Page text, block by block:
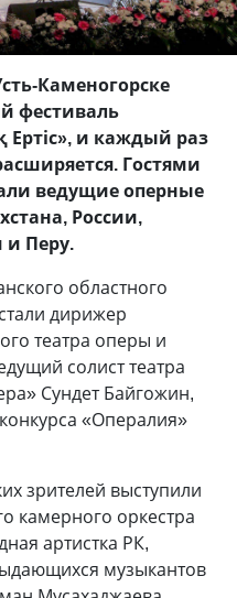
Каменогорске
фестиваль
Ертіс», и каждый раз
Гостями
ведущие оперные
России,
и Перу.
областного
дирижер
театра оперы и
солист театра
Сундет Байгожин,
«Опералия»
зрителей выступили
камерного оркестра
артистка РК,
музыкантов